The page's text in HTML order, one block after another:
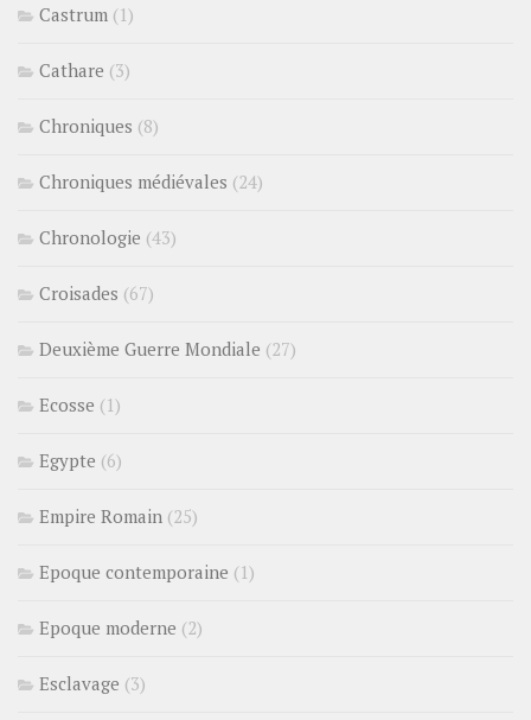
Castrum (1)
Cathare (3)
Chroniques (8)
Chroniques médiévales (24)
Chronologie (43)
Croisades (67)
Deuxième Guerre Mondiale (27)
Ecosse (1)
Egypte (6)
Empire Romain (25)
Epoque contemporaine (1)
Epoque moderne (2)
Esclavage (3)